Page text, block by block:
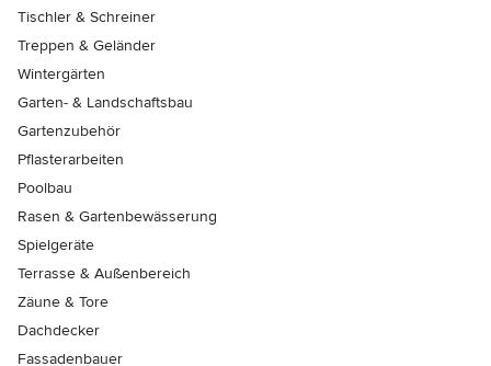
Tischler & Schreiner
Treppen & Geländer
Wintergärten
Garten- & Landschaftsbau
Gartenzubehör
Pflasterarbeiten
Poolbau
Rasen & Gartenbewässerung
Spielgeräte
Terrasse & Außenbereich
Zäune & Tore
Dachdecker
Fassadenbauer